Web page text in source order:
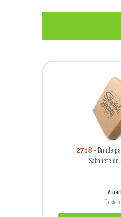
2718
Brinde
Sabonete
A
Custo